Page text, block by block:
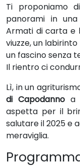
Ti proponiamo
panorami in
Armati di carta e
viuzze, un
un fascino senza
Il rientro ci
Lì, in un
di Capodannoa
aspetta per il
salutare il 2025 e
meraviglia.